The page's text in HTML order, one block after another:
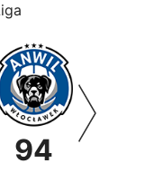
94